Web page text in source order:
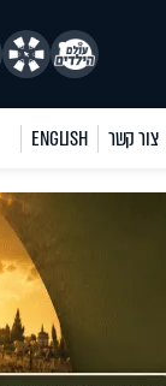
צור קשר ENGLISH